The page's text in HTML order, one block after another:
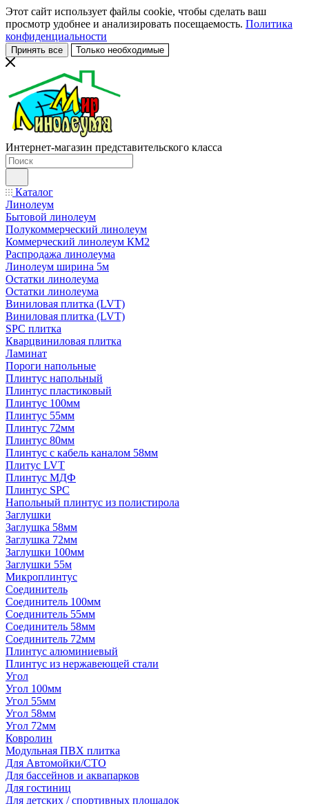
Этот сайт использует файлы cookie, чтобы сделать ваш
просмотр удобнее и анализировать посещаемость. Политика
конфиденциальности
Принять все Только необходимые
Интернет-магазин представительского класса
Каталог
Линолеум
Бытовой линолеум
Полукоммерческий линолеум
Коммерческий линолеум КМ2
Распродажа линолеума
Линолеум ширина 5м
Остатки линолеума
Остатки линолеума
Виниловая плитка (LVT)
Виниловая плитка (LVT)
SPC плитка
Кварцвиниловая плитка
Ламинат
Пороги напольные
Плинтус напольный
Плинтус пластиковый
Плинтус 100мм
Плинтус 55мм
Плинтус 72мм
Плинтус 80мм
Плинтус с кабель каналом 58мм
Плитус LVT
Плинтус МДФ
Плинтус SPC
Напольный плинтус из полистирола
Заглушки
Заглушка 58мм
Заглушка 72мм
Заглушки 100мм
Заглушки 55м
Микроплинтус
Соединитель
Соединитель 100мм
Соединитель 55мм
Соединитель 58мм
Соединитель 72мм
Плинтус алюминиевый
Плинтус из нержавеющей стали
Угол
Угол 100мм
Угол 55мм
Угол 58мм
Угол 72мм
Ковролин
Модульная ПВХ плитка
Для Автомойки/СТО
Для бассейнов и аквапарков
Для гостиниц
Для детских / спортивных площадок